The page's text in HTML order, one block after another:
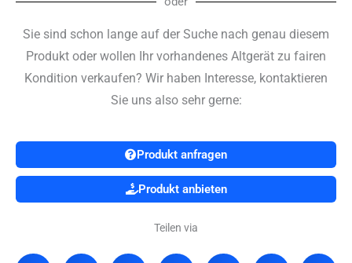
Sie sind schon lange auf der Suche nach genau diesem
Produkt oder wollen Ihr vorhandenes Altgerät zu fairen
Kondition verkaufen? Wir haben Interesse, kontaktieren
Sie uns also sehr gerne:
Produkt anfragen
Produkt anbieten
Teilen via